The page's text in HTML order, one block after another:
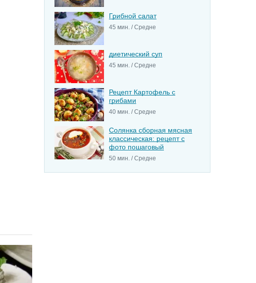
Грибной салат
45 мин. / Средне
диетический суп
45 мин. / Средне
Рецепт Картофель с
грибами
40 мин. / Средне
Солянка сборная мясная
классическая: рецепт с
фото пошаговый
50 мин. / Средне